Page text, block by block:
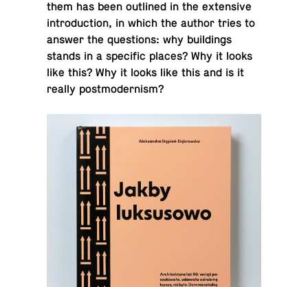
them has been out­lined in the ex­ten­sive
in­tro­duc­tion, in which the author tries to
answer the ques­tions: why build­ings
stands in a spe­cific places? Why it looks
like this? Why it looks like this and is it
really postmodernism?